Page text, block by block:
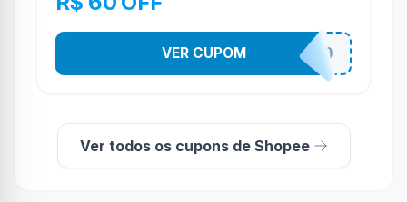
SOBM60400
VER CUPOM
Ver todos os cupons de Shopee